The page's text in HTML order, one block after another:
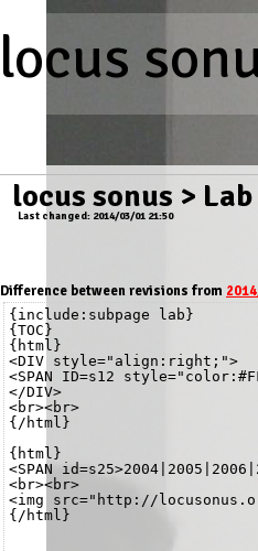
locus
locus sonus >
Last changed: 2014/03/01 21:50
Difference between revisions from
{include:subpage lab}
{TOC}
{html}
<DIV style="align:right;">
<SPAN ID=s12
</DIV>
<br><br>
{/html}
{html}
<SPAN
<br><br>
<img src="http://
{/html}